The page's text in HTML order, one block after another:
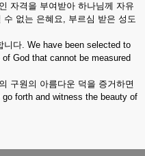
격을 부여받아 하나님께 자유
없는 은혜요, 부르심 받은 성도
다. We have been selected to
God that cannot be measured
원의 아름다운 덕을 증거하면
forth and witness the beauty of